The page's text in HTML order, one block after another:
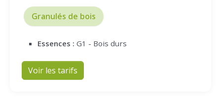
Granulés de bois
Essences : G1 - Bois durs
Voir les tarifs